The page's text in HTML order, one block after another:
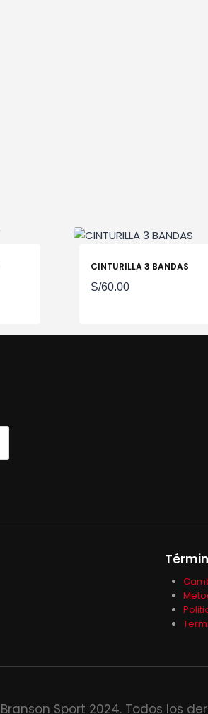
CINTURILLA 3 BANDAS
S/60.00
Sport 2024. Todos los